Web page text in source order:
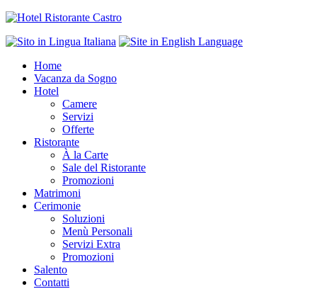
Home
Vacanza da Sogno
Hotel
Camere
Servizi
Offerte
Ristorante
À la Carte
Sale del Ristorante
Promozioni
Matrimoni
Cerimonie
Soluzioni
Menù Personali
Servizi Extra
Promozioni
Salento
Contatti